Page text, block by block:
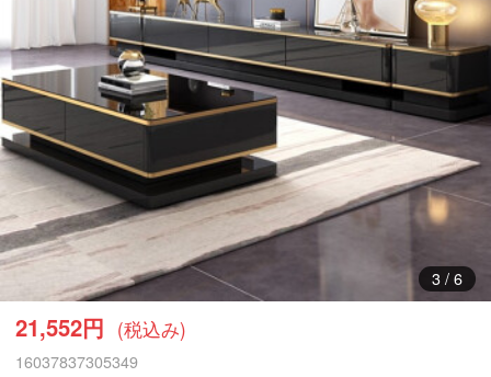
3/ 6
21,552円 (税込み)
16037837305349